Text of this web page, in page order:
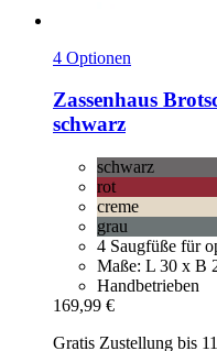
4 Optionen
Zassenhaus
schwarz
schwarz
rot
creme
grau
4 Saugfüße für
Maße: L 30 x B
Handbetrieben
169,99 €
Gratis Zustellung bis